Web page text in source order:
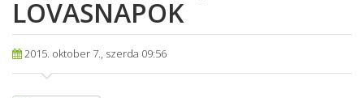
LOVASNAPOK
2015. oktober 7., szerda 09:56